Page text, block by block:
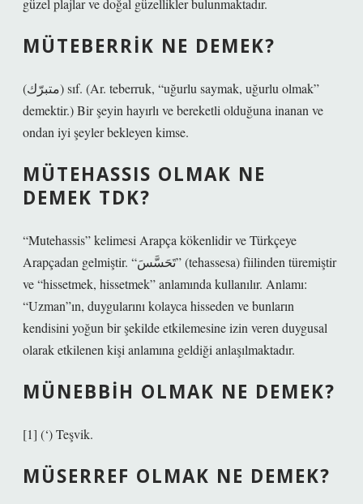
güzel plajlar ve doğal güzellikler bulunmaktadır.
MÜTEBERRIK NE DEMEK?
(ﻣﺘﺒﺮّﻙ) sıf. (Ar. teberruk, “uğurlu saymak, uğurlu olmak”
demektir.) Bir şeyin hayırlı ve bereketli olduğuna inanan ve
ondan iyi şeyler bekleyen kimse.
MÜTEHASSIS OLMAK NE
DEMEK TDK?
“Mutehassis” kelimesi Arapça kökenlidir ve Türkçeye
Arapçadan gelmiştir. “تَحَسَّسَ” (tehassesa) fiilinden türemiştir
ve “hissetmek, hissetmek” anlamında kullanılır. Anlamı:
“Uzman”ın, duygularını kolayca hisseden ve bunların
kendisini yoğun bir şekilde etkilemesine izin veren duygusal
olarak etkilenen kişi anlamına geldiği anlaşılmaktadır.
MÜNEBBIH OLMAK NE DEMEK?
[1] (‘) Teşvik.
MÜSERREF OLMAK NE DEMEK?